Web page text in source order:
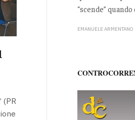
(PR
“scende”
EMANUELE ARMENTANO